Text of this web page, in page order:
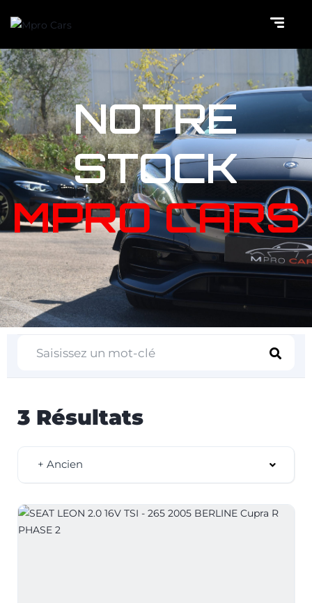
NOTRE
STOCK
MPRO CARS
3 Résultats
+ Ancien